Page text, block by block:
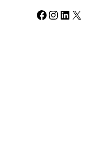
Facebook Instagram LinkedIn X